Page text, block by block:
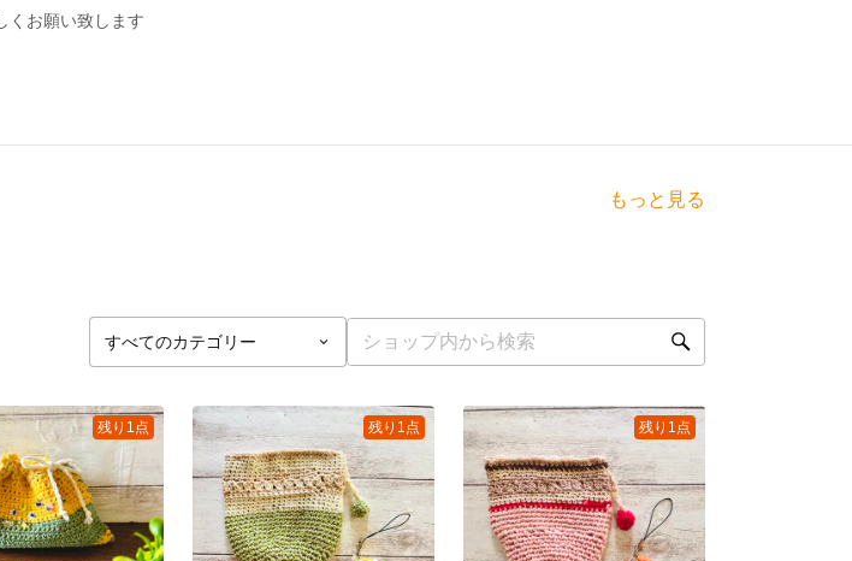
くお願い致します
もっと見る
残り1点 残り1点 残り1点